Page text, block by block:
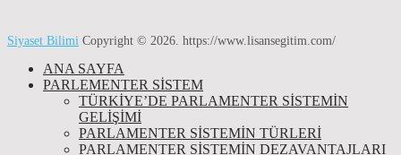
Siyaset Bilimi Copyright © 2026. https://www.lisansegitim.com/
ANA SAYFA
PARLEMENTER SİSTEM
TÜRKIYE’DE PARLAMENTER SISTEMIN
GELIŞIMI
PARLAMENTER SİSTEMİN TÜRLERİ
PARLAMENTER SİSTEMİN DEZAVANTAJLARI